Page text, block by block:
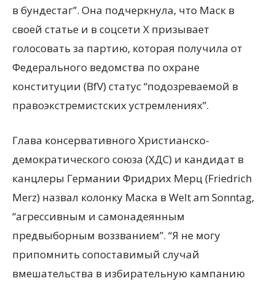
в бундестаг”. Она подчеркнула, что Маск в
своей статье и в соцсети X призывает
голосовать за партию, которая получила от
Федерального ведомства по охране
конституции (BfV) статус “подозреваемой в
правоэкстремистских устремлениях”.
Глава консервативного Христианско-
демократического союза (ХДС) и кандидат в
канцлеры Германии Фридрих Мерц (Friedrich
Merz) назвал колонку Маска в Welt am Sonntag,
“агрессивным и самонадеянным
предвыборным воззванием”. “Я не могу
припомнить сопоставимый случай
вмешательства в избирательную кампанию